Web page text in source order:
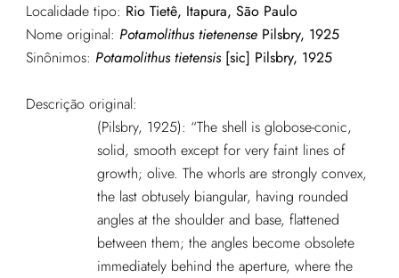
Localidade tipo: Rio Tietê, Itapura, São Paulo
Nome original: Potamolithus tietenensePilsbry, 1925
Sinônimos: Potamolithus tietensis[sic] Pilsbry, 1925
Descrição original:
(Pilsbry, 1925): “The shell is globose-conic,
solid, smooth except for very faint lines of
growth; olive. The whorls are strongly convex,
the last obtusely biangular, having rounded
angles at the shoulder and base, flattened
between them; the angles become obsolete
immediately behind the aperture, where the